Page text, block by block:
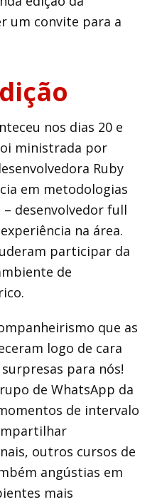
um convite para a
nos dias 20 e
ministrada por
Ruby
em metodologias
– desenvolvedor full
na área.
participar da
de
que as
logo de cara
para nós!
de WhatsApp da
de intervalo
outros cursos de
angústias em
mais